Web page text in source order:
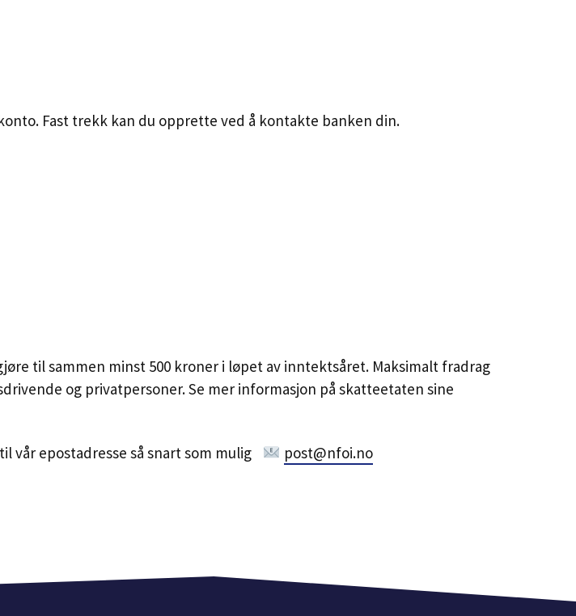
Fast trekk kan du opprette ved å kontakte banken din.
til sammen minst 500 kroner i løpet av inntektsåret. Maksimalt fradrag
og privatpersoner. Se mer informasjon på skatteetaten sine
vår epostadresse så snart som mulig
post@nfoi.no